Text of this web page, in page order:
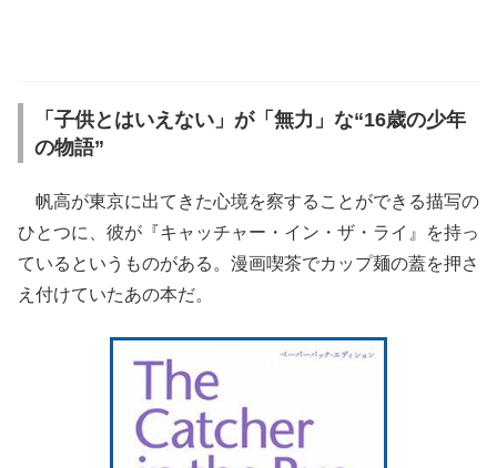
「子供とはいえない」が「無力」な“16歳の少年
の物語”
帆高が東京に出てきた心境を察することができる描写の
ひとつに、彼が『キャッチャー・イン・ザ・ライ』を持っ
ているというものがある。漫画喫茶でカップ麺の蓋を押さ
え付けていたあの本だ。